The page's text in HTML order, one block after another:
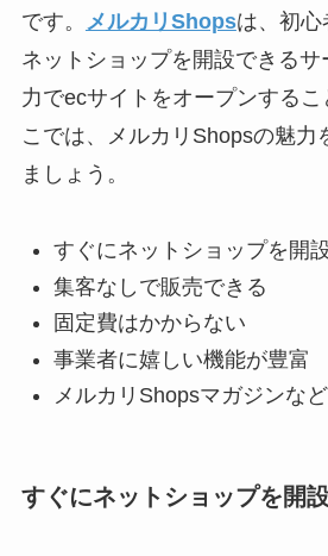
です。
メルカリShopsは、初心
ネットショップを開設できるサ
力でecサイトをオープンするこ
こでは、メルカリShopsの魅力
ましょう。
すぐにネットショップを開
集客なしで販売できる
固定費はかからない
事業者に嬉しい機能が豊富
メルカリShopsマガジンな
すぐにネットショップを開